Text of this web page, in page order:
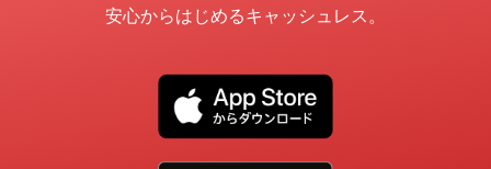
安心からはじめるキャッシュレス。